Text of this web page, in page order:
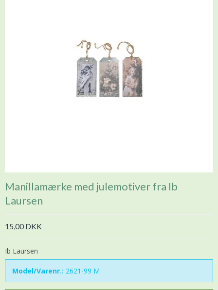
Manillamærke med julemotiver fra Ib
Laursen
15,00 DKK
Ib Laursen
Model/Varenr.: 2621-99 M